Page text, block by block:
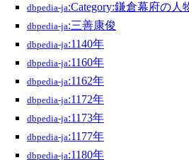
dbpedia-ja:Category:鎌倉幕府の人
dbpedia-ja:三善康俊
dbpedia-ja:1140年
dbpedia-ja:1160年
dbpedia-ja:1162年
dbpedia-ja:1172年
dbpedia-ja:1173年
dbpedia-ja:1177年
dbpedia-ja:1180年